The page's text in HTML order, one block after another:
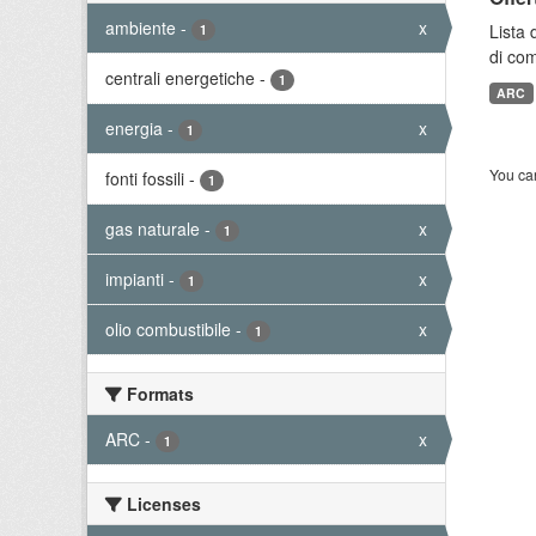
ambiente - 1 x
centrali energetiche - 1
energia - 1 x
fonti fossili - 1
gas naturale - 1 x
impianti - 1 x
olio combustibile - 1 x
Formats
ARC - 1 x
Licenses
Lista
di
ARC
You